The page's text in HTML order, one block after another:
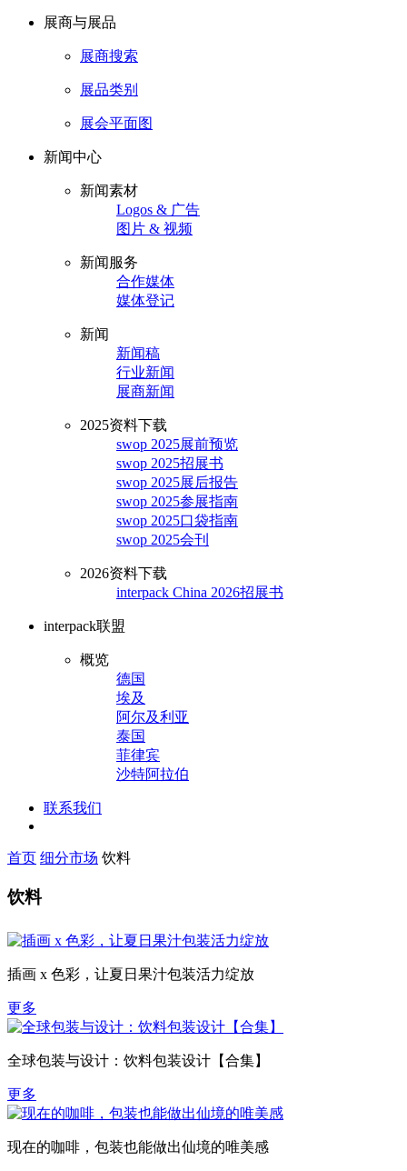
展商与展品
展商搜索
展品类别
展会平面图
新闻中心
新闻素材
Logos & 广告
图片 & 视频
新闻服务
合作媒体
媒体登记
新闻
新闻稿
行业新闻
展商新闻
2025资料下载
swop 2025展前预览
swop 2025招展书
swop 2025展后报告
swop 2025参展指南
swop 2025口袋指南
swop 2025会刊
2026资料下载
interpack China 2026招展书
interpack联盟
概览
德国
埃及
阿尔及利亚
泰国
菲律宾
沙特阿拉伯
联系我们
首页 细分市场 饮料
饮料
插画 x 色彩，让夏日果汁包装活力绽放
更多
全球包装与设计：饮料包装设计【合集】
更多
现在的咖啡，包装也能做出仙境的唯美感